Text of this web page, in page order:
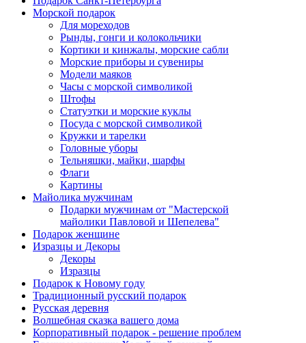
Морской подарок
Для мореходов
Рынды, гонги и колокольчики
Кортики и кинжалы, морские сабли
Морские приборы и сувениры
Модели маяков
Часы с морской символикой
Штофы
Статуэтки и морские куклы
Посуда с морской символикой
Кружки и тарелки
Головные уборы
Тельняшки, майки, шарфы
Флаги
Картины
Майолика мужчинам
Подарки мужчинам от "Мастерской
майолики Павловой и Шепелева"
Подарок женщине
Изразцы и Декоры
Декоры
Изразцы
Подарок к Новому году
Традиционный русский подарок
Русская деревня
Волшебная сказка вашего дома
Корпоративный подарок - решение проблем